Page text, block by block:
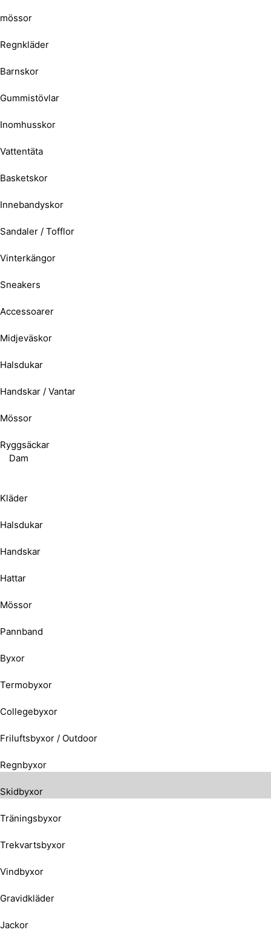
mössor
Regnkläder
Barnskor
Gummistövlar
Inomhusskor
Vattentäta
Basketskor
Innebandyskor
Sandaler / Tofflor
Vinterkängor
Sneakers
Accessoarer
Midjeväskor
Halsdukar
Handskar / Vantar
Mössor
Ryggsäckar
Dam
Kläder
Halsdukar
Handskar
Hattar
Mössor
Pannband
Byxor
Termobyxor
Collegebyxor
Friluftsbyxor / Outdoor
Regnbyxor
Skidbyxor
Träningsbyxor
Trekvartsbyxor
Vindbyxor
Gravidkläder
Jackor